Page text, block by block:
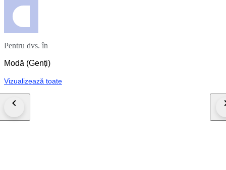
Pentru dvs. în
Modă (Genți)
Vizualizează toate